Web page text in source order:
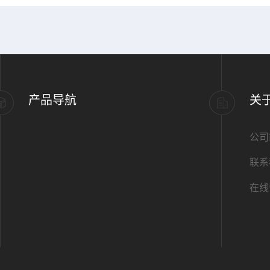
产品导航 关
公
联
在